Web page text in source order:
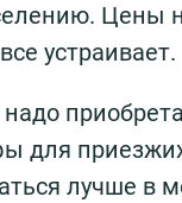
Цены
устраивает.
для
лучше в